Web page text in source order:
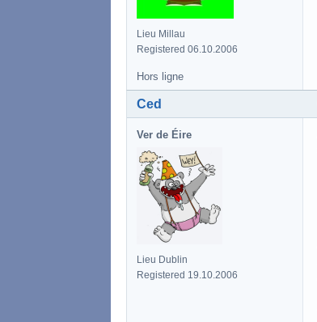
Lieu Millau
Registered 06.10.2006
Hors ligne
Ced
Ver de Éire
Lieu Dublin
Registered 19.10.2006